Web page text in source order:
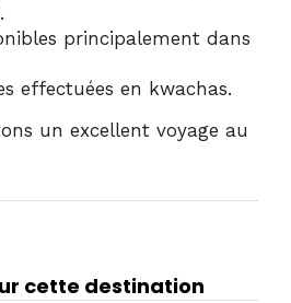
principalement dans
effectuées en kwachas.
un excellent voyage au
cette destination